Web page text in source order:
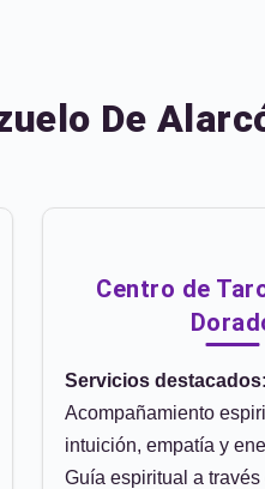
De
Centro de
Servicios destacados:
Acompañamiento
intuición, empatía y
Guía espiritual a